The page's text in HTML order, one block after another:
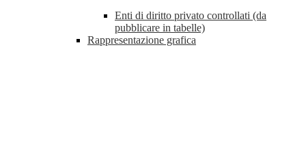
Enti di diritto privato controllati (da
pubblicare in tabelle)
Rappresentazione grafica